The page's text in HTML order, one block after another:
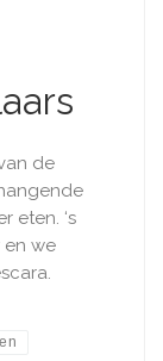
de
eten. ‘s
we